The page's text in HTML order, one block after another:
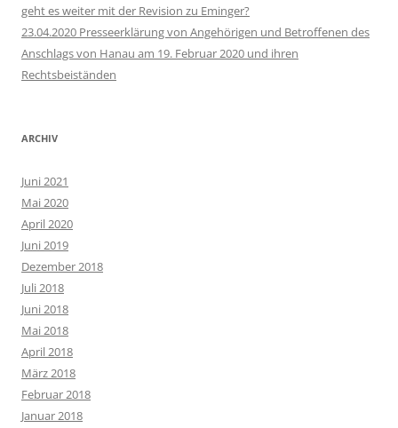
geht es weiter mit der Revision zu Eminger?
23.04.2020 Presseerklärung von Angehörigen und Betroffenen des
Anschlags von Hanau am 19. Februar 2020 und ihren
Rechtsbeiständen
ARCHIV
Juni 2021
Mai 2020
April 2020
Juni 2019
Dezember 2018
Juli 2018
Juni 2018
Mai 2018
April 2018
März 2018
Februar 2018
Januar 2018